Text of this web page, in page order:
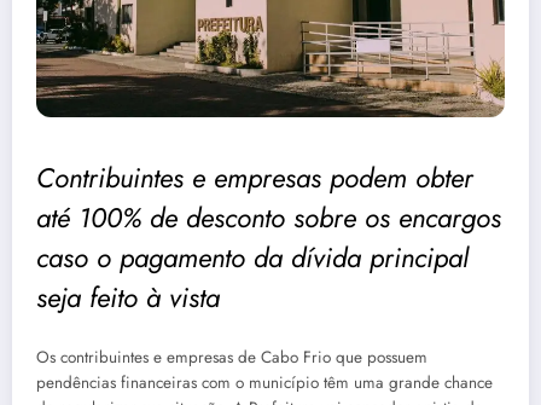
Contribuintes e empresas podem obter
até 100% de desconto sobre os encargos
caso o pagamento da dívida principal
seja feito à vista
Os contribuintes e empresas de Cabo Frio que possuem
pendências financeiras com o município têm uma grande chance